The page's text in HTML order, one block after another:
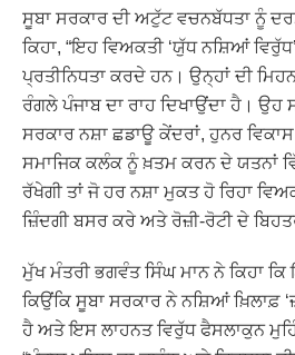
ਸੂਬਾ ਸਰਕਾਰ ਦੀ ਅਟੁੱਟ ਵਚਨਬੱਧਤਾ ਨੂੰ
ਕਿਹਾ, “ਇਹ ਵਿਅਕਤੀ ‘ਯੁੱਧ ਨਸ਼ਿਆਂ
ਪ੍ਰਤੀਨਿਧਤਾ ਕਰਦੇ ਹਨ। ਉਨ੍ਹਾਂ ਦੀ
ਰੰਗਲੇ ਪੰਜਾਬ ਦਾ ਰਾਹ ਦਿਖਾਉਂਦਾ ਹੈ।
ਸਰਕਾਰ ਨਸ਼ਾ ਛਡਾਊ ਕੇਂਦਰਾਂ, ਹੁਨਰ
ਸਮਾਜਿਕ ਕਲੰਕ ਨੂੰ ਖ਼ਤਮ ਕਰਨ ਦੇ ਯਤਨਾਂ
ਰੱਖੇਗੀ ਤਾਂ ਜੋ ਹਰ ਨਸ਼ਾ ਮੁਕਤ ਹੋ ਰਿਹਾ
ਜ਼ਿੰਦਗੀ ਬਸਰ ਕਰੇ ਅਤੇ ਰੋਜ਼ੀ-ਰੋਟੀ ਦੇ
ਮੁੱਖ ਮੰਤਰੀ ਭਗਵੰਤ ਸਿੰਘ ਮਾਨ ਨੇ ਕਿਹਾ
ਕਿਉਂਕਿ ਸੂਬਾ ਸਰਕਾਰ ਨੇ ਨਸ਼ਿਆਂ ਖ਼ਿਲਾਫ਼
ਹੈ ਅਤੇ ਇਸ ਲਾਹਨਤ ਵਿਰੁੱਧ ਫੈਸਲਾਕੁਨ